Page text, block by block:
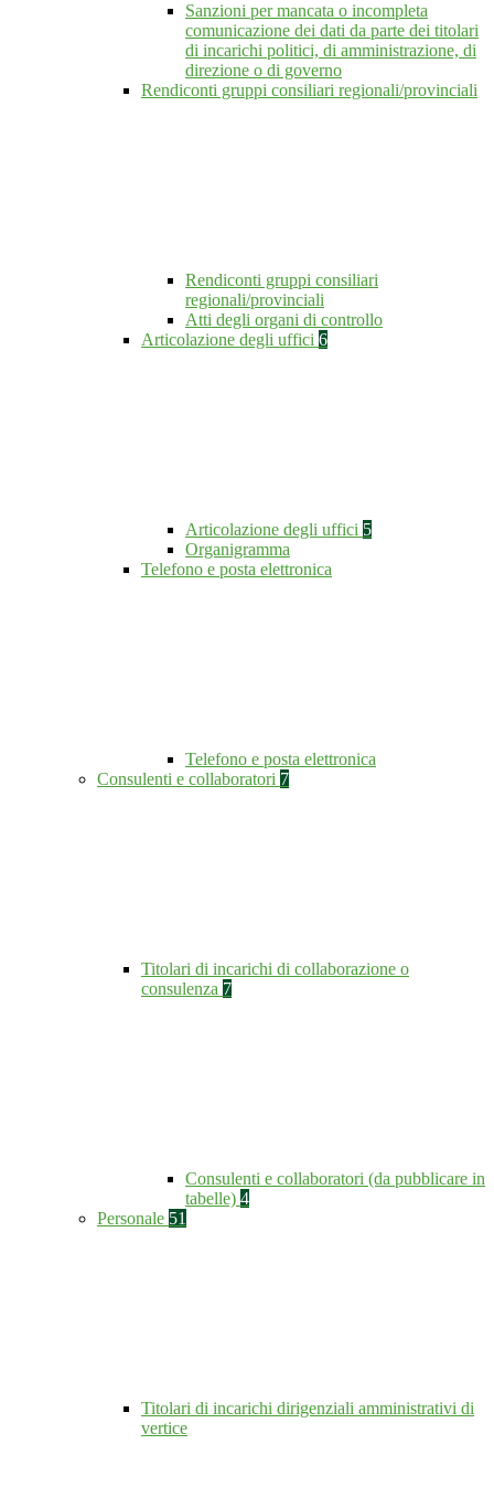
Sanzioni per mancata o incompleta
comunicazione dei dati da parte dei titolari
di incarichi politici, di amministrazione, di
direzione o di governo
Rendiconti gruppi consiliari regionali/provinciali
Rendiconti gruppi consiliari
regionali/provinciali
Atti degli organi di controllo
Articolazione degli uffici 6
Articolazione degli uffici 5
Organigramma
Telefono e posta elettronica
Telefono e posta elettronica
Consulenti e collaboratori 7
Titolari di incarichi di collaborazione o
consulenza 7
Consulenti e collaboratori (da pubblicare in
tabelle) 4
Personale 51
Titolari di incarichi dirigenziali amministrativi di
vertice